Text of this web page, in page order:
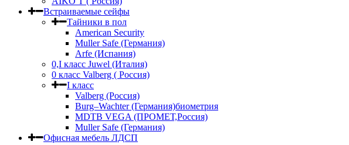
Встраиваемые сейфы
Тайники в пол
American Security
Muller Safe (Германия)
Arfe (Испания)
0,I класс Juwel (Италия)
0 класс Valberg ( Россия)
I класс
Valberg (Россия)
Burg–Wachter (Германия)биометрия
MDTB VEGA (ПРОМЕТ,Россия)
Muller Safe (Германия)
Офисная мебель ЛДСП